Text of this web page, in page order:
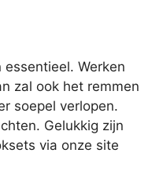
Werken
zal ook het remmen
soepel verlopen.
Gelukkig zijn
via onze site